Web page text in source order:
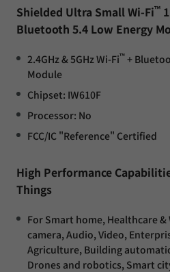
Shielded Ultra Small Wi-Fi™
Bluetooth 5.4 Low Energy
2.4GHz & 5GHz Wi-Fi™ +
Module
Chipset: IW610F
Processor: No
FCC/IC "Reference" Certified
High Performance
Things
For Smart home, Healthcare
camera, Audio, Video,
Agriculture, Building
Drones and robotics, Smart